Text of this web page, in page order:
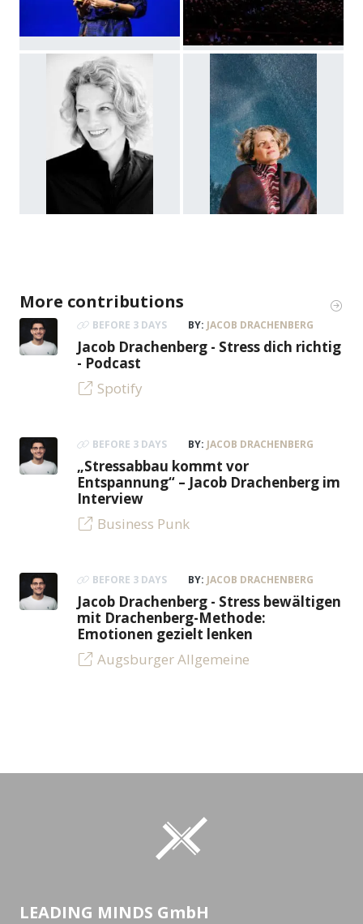
More contributions
BEFORE 3 DAYS BY: JACOB DRACHENBERG
Jacob Drachenberg - Stress dich richtig
- Podcast
Spotify
BEFORE 3 DAYS BY: JACOB DRACHENBERG
„Stressabbau kommt vor
Entspannung“ – Jacob Drachenberg im
Interview
Business Punk
BEFORE 3 DAYS BY: JACOB DRACHENBERG
Jacob Drachenberg - Stress bewältigen
mit Drachenberg-Methode:
Emotionen gezielt lenken
Augsburger Allgemeine
LEADING MINDS GmbH